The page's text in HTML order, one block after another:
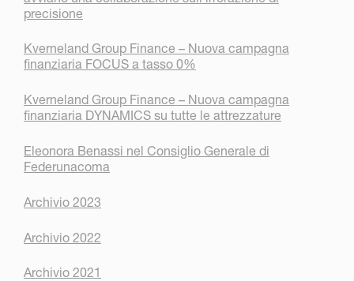
precisione
Kverneland Group Finance – Nuova campagna
finanziaria FOCUS a tasso 0%
Kverneland Group Finance – Nuova campagna
finanziaria DYNAMICS su tutte le attrezzature
Eleonora Benassi nel Consiglio Generale di
Federunacoma
Archivio 2023
Archivio 2022
Archivio 2021